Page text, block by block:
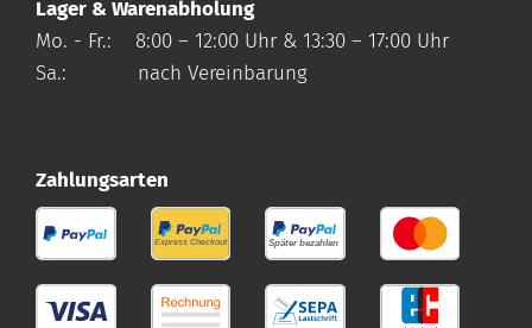
Lager & Warenabholung
Mo. - Fr.: 8:00 – 12:00 Uhr & 13:30 – 17:00 Uhr
Sa.: nach Vereinbarung
Zahlungsarten